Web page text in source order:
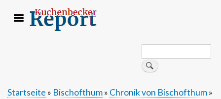
Suche
Startseite Bischofthum
Chronik von Bischofthum